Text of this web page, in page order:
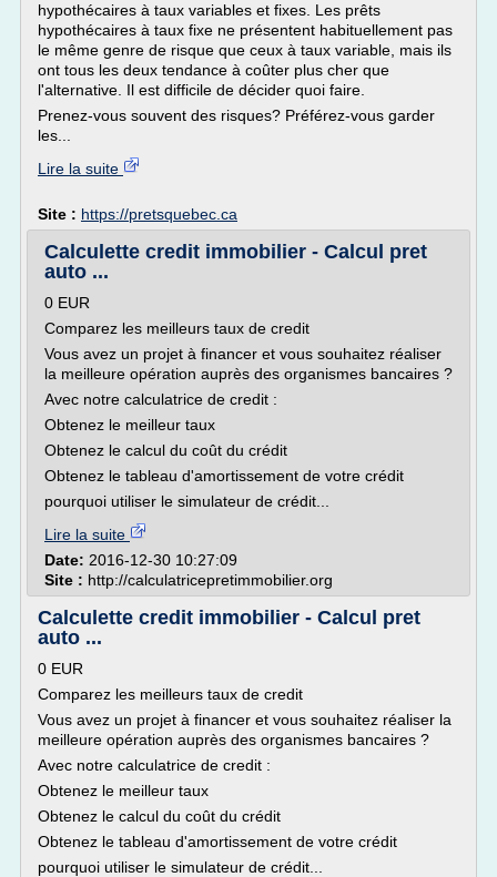
hypothécaires à taux variables et fixes. Les prêts
hypothécaires à taux fixe ne présentent habituellement pas
le même genre de risque que ceux à taux variable, mais ils
ont tous les deux tendance à coûter plus cher que
l'alternative. Il est difficile de décider quoi faire.
Prenez-vous souvent des risques? Préférez-vous garder
les...
Lire la suite
Site : https://pretsquebec.ca
Calculette credit immobilier - Calcul pret
auto ...
0 EUR
Comparez les meilleurs taux de credit
Vous avez un projet à financer et vous souhaitez réaliser
la meilleure opération auprès des organismes bancaires ?
Avec notre calculatrice de credit :
Obtenez le meilleur taux
Obtenez le calcul du coût du crédit
Obtenez le tableau d'amortissement de votre crédit
pourquoi utiliser le simulateur de crédit...
Lire la suite
Date: 2016-12-30 10:27:09
Site : http://calculatricepretimmobilier.org
Calculette credit immobilier - Calcul pret
auto ...
0 EUR
Comparez les meilleurs taux de credit
Vous avez un projet à financer et vous souhaitez réaliser la
meilleure opération auprès des organismes bancaires ?
Avec notre calculatrice de credit :
Obtenez le meilleur taux
Obtenez le calcul du coût du crédit
Obtenez le tableau d'amortissement de votre crédit
pourquoi utiliser le simulateur de crédit...